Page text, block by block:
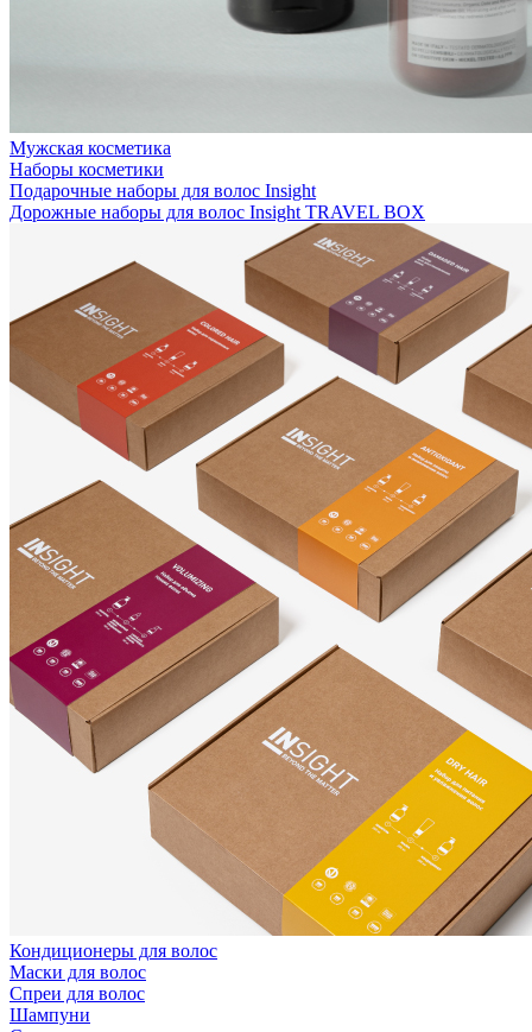
Мужская косметика
Наборы косметики
Подарочные наборы для волос Insight
Дорожные наборы для волос Insight TRAVEL BOX
Кондиционеры для волос
Маски для волос
Спреи для волос
Шампуни